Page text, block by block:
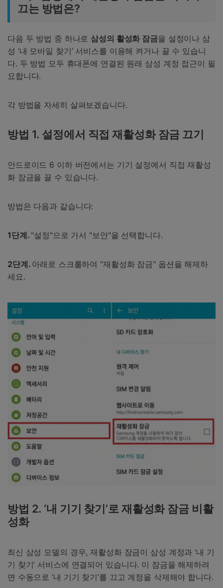
끄는 방법은?
다음 두 방법 중 하나로 삼성의 활성화 잠금을 설정이나 삼
성 ‘내 모바일 찾기’ 서비스를 이용해 켜거나 끌 수 있습니
다. 두 방법 모두 휴대폰에 연결된 원래 삼성 계정 접근이 필
요합니다.
각 방법을 자세히 살펴보겠습니다.
방법 1. 설정에서 직접 재활성화 잠금 끄기
안드로이드 6 이하 버전에서는 기기 설정에서 직접 재활성
화 잠금을 끌 수 있습니다.
방법은 다음과 같습니다:
1단계. "설정"으로 가서 "보안"을 선택합니다.
2단계. 아래로 스크롤하여 "재활성화 잠금" 옵션을 해제하
세요.
방법 2. ‘내 기기 찾기’로 재활성화 잠금 비활
성화
최신 삼성 모델의 경우, 재활성화 잠금이 삼성 계정과 ‘내 기
기 찾기’ 서비스에 연결되어 있습니다. 이 잠금을 해제하려
면 수동으로 ‘내 기기 찾기’를 끄고 계정을 삭제해야 합니다.